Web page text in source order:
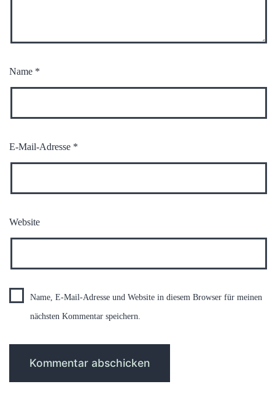
Name *
E-Mail-Adresse *
Website
Name, E-Mail-Adresse und Website in diesem Browser für meinen
nächsten Kommentar speichern.